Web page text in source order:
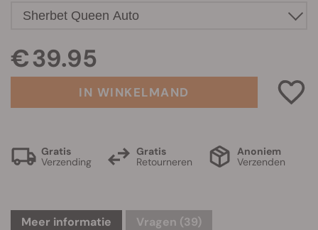
€ 39.95
IN WINKELMAND
Gratis
Verzending
Gratis
Retourneren
Anoniem
Verzenden
Meer informatie Vragen (39)